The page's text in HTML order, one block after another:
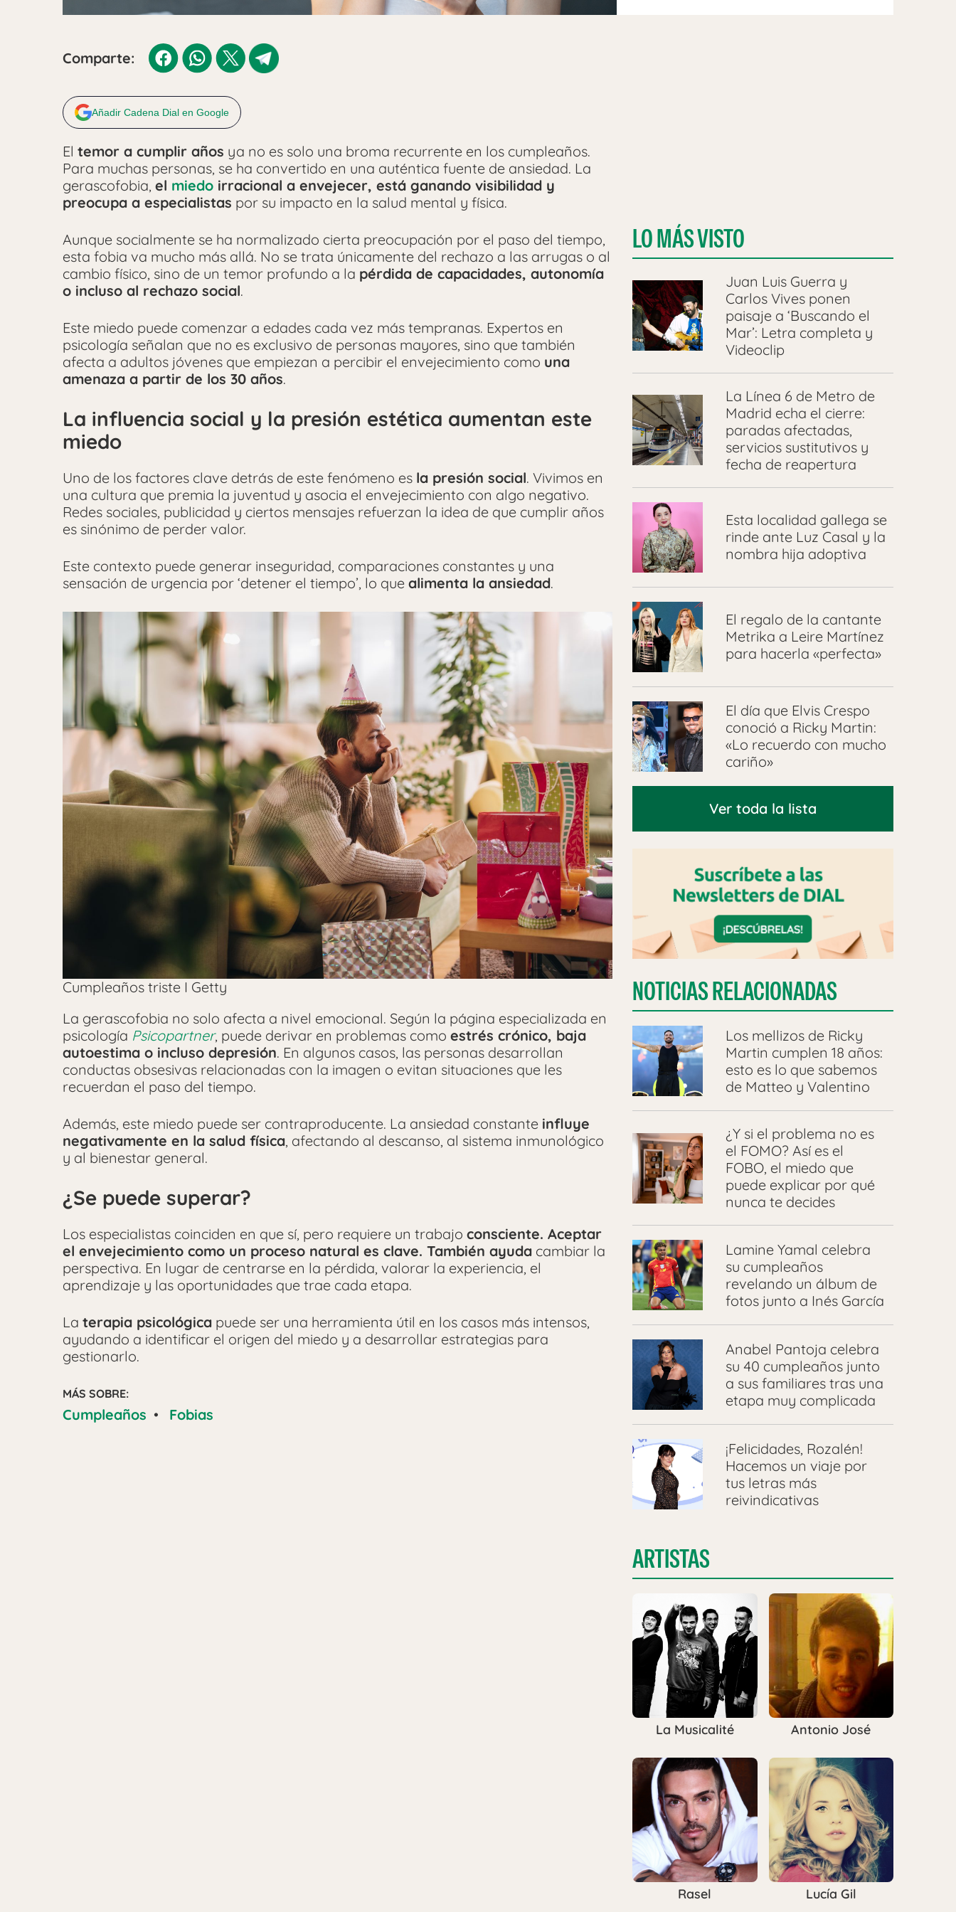
Comparte:
Añadir Cadena Dial en Google
El temor a cumplir años ya no es solo una broma recurrente en los cumpleaños.
Para muchas personas, se ha convertido en una auténtica fuente de ansiedad. La
gerascofobia, el miedo irracional a envejecer, está ganando visibilidad y
preocupa a especialistas por su impacto en la salud mental y física.
Aunque socialmente se ha normalizado cierta preocupación por el paso del tiempo,
esta fobia va mucho más allá. No se trata únicamente del rechazo a las arrugas o al
cambio físico, sino de un temor profundo a la pérdida de capacidades, autonomía
o incluso al rechazo social.
Este miedo puede comenzar a edades cada vez más tempranas. Expertos en
psicología señalan que no es exclusivo de personas mayores, sino que también
afecta a adultos jóvenes que empiezan a percibir el envejecimiento como una
amenaza a partir de los 30 años.
La influencia social y la presión estética aumentan este
miedo
Uno de los factores clave detrás de este fenómeno es la presión social. Vivimos en
una cultura que premia la juventud y asocia el envejecimiento con algo negativo.
Redes sociales, publicidad y ciertos mensajes refuerzan la idea de que cumplir años
es sinónimo de perder valor.
Este contexto puede generar inseguridad, comparaciones constantes y una
sensación de urgencia por ‘detener el tiempo’, lo que alimenta la ansiedad.
Cumpleaños triste I Getty
La gerascofobia no solo afecta a nivel emocional. Según la página especializada en
psicología Psicopartner, puede derivar en problemas como estrés crónico, baja
autoestima o incluso depresión. En algunos casos, las personas desarrollan
conductas obsesivas relacionadas con la imagen o evitan situaciones que les
recuerdan el paso del tiempo.
Además, este miedo puede ser contraproducente. La ansiedad constante influye
negativamente en la salud física, afectando al descanso, al sistema inmunológico
y al bienestar general.
¿Se puede superar?
Los especialistas coinciden en que sí, pero requiere un trabajo consciente. Aceptar
el envejecimiento como un proceso natural es clave. También ayuda cambiar la
perspectiva. En lugar de centrarse en la pérdida, valorar la experiencia, el
aprendizaje y las oportunidades que trae cada etapa.
La terapia psicológica puede ser una herramienta útil en los casos más intensos,
ayudando a identificar el origen del miedo y a desarrollar estrategias para
gestionarlo.
MÁS SOBRE:
Cumpleaños • Fobias
LO MÁS VISTO
Juan Luis Guerra y
Carlos Vives ponen
paisaje a ‘Buscando el
Mar’: Letra completa y
Videoclip
La Línea 6 de Metro de
Madrid echa el cierre:
paradas afectadas,
servicios sustitutivos y
fecha de reapertura
Esta localidad gallega se
rinde ante Luz Casal y la
nombra hija adoptiva
El regalo de la cantante
Metrika a Leire Martínez
para hacerla «perfecta»
El día que Elvis Crespo
conoció a Ricky Martin:
«Lo recuerdo con mucho
cariño»
Ver toda la lista
NOTICIAS RELACIONADAS
Los mellizos de Ricky
Martin cumplen 18 años:
esto es lo que sabemos
de Matteo y Valentino
¿Y si el problema no es
el FOMO? Así es el
FOBO, el miedo que
puede explicar por qué
nunca te decides
Lamine Yamal celebra
su cumpleaños
revelando un álbum de
fotos junto a Inés García
Anabel Pantoja celebra
su 40 cumpleaños junto
a sus familiares tras una
etapa muy complicada
¡Felicidades, Rozalén!
Hacemos un viaje por
tus letras más
reivindicativas
ARTISTAS
La Musicalité Antonio José
Rasel Lucía Gil